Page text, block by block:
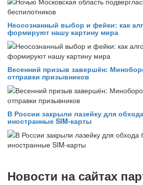
Неосознанный выбор и фейки: как
формируют нашу картину мира
Весенний призыв завершён:
отправки призывников
В России закрыли лазейку для
иностранные SIM-карты
Новости на сайтах